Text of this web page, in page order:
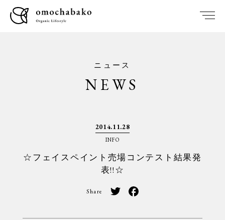
ニュース
NEWS
2014.11.28
INFO
☆フェイスペイント売場コンテスト結果発
表!!☆
Share